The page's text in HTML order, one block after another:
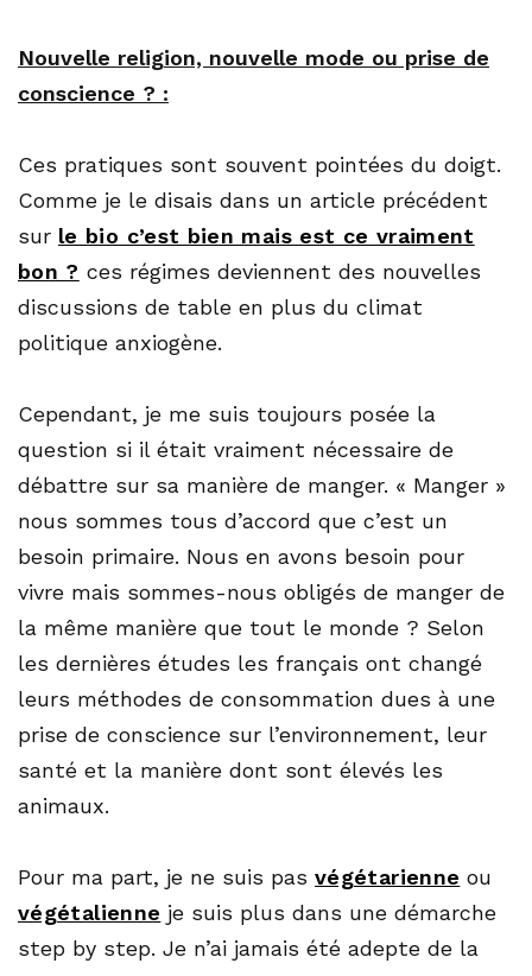
Nouvelle religion, nouvelle mode ou prise de
conscience ? :
Ces pratiques sont souvent pointées du doigt.
Comme je le disais dans un article précédent
sur le bio c’est bien mais est ce vraiment
bon ? ces régimes deviennent des nouvelles
discussions de table en plus du climat
politique anxiogène.
Cependant, je me suis toujours posée la
question si il était vraiment nécessaire de
débattre sur sa manière de manger. « Manger »
nous sommes tous d’accord que c’est un
besoin primaire. Nous en avons besoin pour
vivre mais sommes-nous obligés de manger de
la même manière que tout le monde ? Selon
les dernières études les français ont changé
leurs méthodes de consommation dues à une
prise de conscience sur l’environnement, leur
santé et la manière dont sont élevés les
animaux.
Pour ma part, je ne suis pas végétarienne ou
végétalienne je suis plus dans une démarche
step by step. Je n’ai jamais été adepte de la